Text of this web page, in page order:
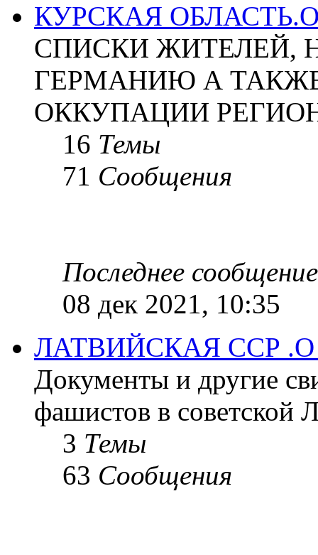
КУРСКАЯ
СПИСКИ ЖИТЕЛЕЙ,
ГЕРМАНИЮ А
ОККУПАЦИИ
16 Темы
71 Сообщения
Последнее сообщение
08 дек 2021, 10:35
ЛАТВИЙСКАЯ ССР
Документы и другие
фашистов в советской
3 Темы
63 Сообщения